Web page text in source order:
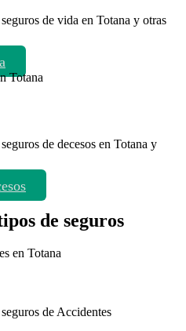
de vida en Totana y otras
de decesos en Totana y
de seguros
de Accidentes